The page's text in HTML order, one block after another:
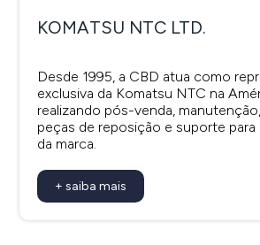
KOMATSU NTC LTD.
Desde 1995, a CBD atua como
exclusiva da Komatsu NTC na
realizando pós-venda,
peças de reposição e suporte
da marca.
+ saiba mais